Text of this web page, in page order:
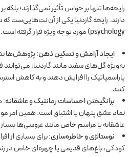
رایحه‌ها تنها بر حواس تأثیر نمی‌گذارند؛
psychology) مورد توجه ویژه قرار گرفته است.
ایجاد آرامش و تسکین ذهن: پژوهش‌ها
به‌ویژه گل‌های سفید مانند گاردنیا،
پاراسمپاتیک را افزایش دهند و به کاهش
کنند.
برانگیختن احساسات رمانتیک و عاشقانه:
نماد عشق پنهان یا اشتیاق است. همین امر
عاشقانه یا مراسم خاص مانند عروسی‌ها بسیار
نوستالژی و خاطره‌سازی: برای بسیاری از
کودکی، باغ‌های قدیمی یا چهره‌ای خاص در